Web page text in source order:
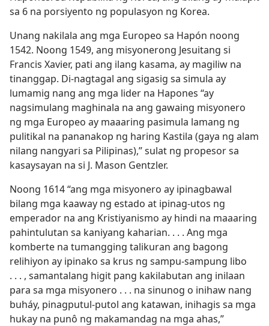
sa 6 na porsiyento ng populasyon ng Korea.
Unang nakilala ang mga Europeo sa Hapón noong
1542. Noong 1549, ang misyonerong Jesuitang si
Francis Xavier, pati ang ilang kasama, ay magiliw na
tinanggap. Di-nagtagal ang sigasig sa simula ay
lumamig nang ang mga lider na Hapones “ay
nagsimulang maghinala na ang gawaing misyonero
ng mga Europeo ay maaaring pasimula lamang ng
pulitikal na pananakop ng haring Kastila (gaya ng alam
nilang nangyari sa Pilipinas),” sulat ng propesor sa
kasaysayan na si J. Mason Gentzler.
Noong 1614 “ang mga misyonero ay ipinagbawal
bilang mga kaaway ng estado at ipinag-utos ng
emperador na ang Kristiyanismo ay hindi na maaaring
pahintulutan sa kaniyang kaharian. . . . Ang mga
komberte na tumangging talikuran ang bagong
relihiyon ay ipinako sa krus ng sampu-sampung libo
. . . , samantalang higit pang kakilabutan ang inilaan
para sa mga misyonero . . . na sinunog o inihaw nang
buháy, pinagputul-putol ang katawan, inihagis sa mga
hukay na punô ng makamandag na mga ahas,”